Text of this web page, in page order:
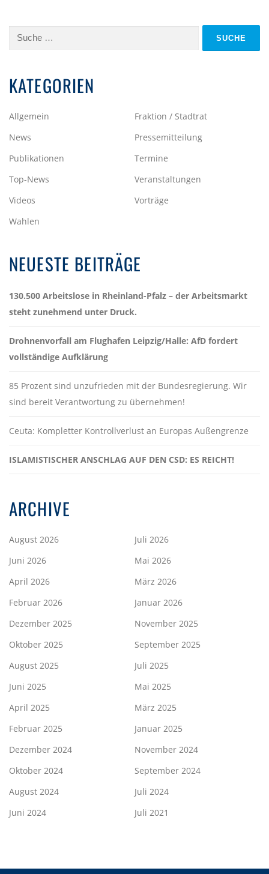
Suche
KATEGORIEN
Allgemein
Fraktion / Stadtrat
News
Pressemitteilung
Publikationen
Termine
Top-News
Veranstaltungen
Videos
Vorträge
Wahlen
NEUESTE BEITRÄGE
130.500 Arbeitslose in Rheinland-Pfalz – der Arbeitsmarkt
steht zunehmend unter Druck.
Drohnenvorfall am Flughafen Leipzig/Halle: AfD fordert
vollständige Aufklärung
85 Prozent sind unzufrieden mit der Bundesregierung. Wir
sind bereit Verantwortung zu übernehmen!
Ceuta: Kompletter Kontrollverlust an Europas Außengrenze
ISLAMISTISCHER ANSCHLAG AUF DEN CSD: ES REICHT!
ARCHIVE
August 2026
Juli 2026
Juni 2026
Mai 2026
April 2026
März 2026
Februar 2026
Januar 2026
Dezember 2025
November 2025
Oktober 2025
September 2025
August 2025
Juli 2025
Juni 2025
Mai 2025
April 2025
März 2025
Februar 2025
Januar 2025
Dezember 2024
November 2024
Oktober 2024
September 2024
August 2024
Juli 2024
Juni 2024
Juli 2021